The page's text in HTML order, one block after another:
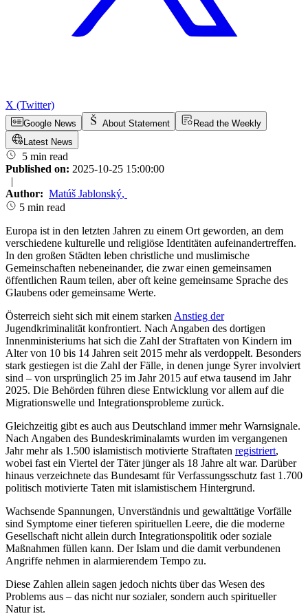
X (Twitter)
Google News About Statement
Read the Weekly
Latest News
5 min read
Published on: 2025-10-25 15:00:00
|
Author: Matúš Jablonský,
5 min read
Europa ist in den letzten Jahren zu einem Ort geworden, an dem
verschiedene kulturelle und religiöse Identitäten aufeinandertreffen.
In den großen Städten leben christliche und muslimische
Gemeinschaften nebeneinander, die zwar einen gemeinsamen
öffentlichen Raum teilen, aber oft keine gemeinsame Sprache des
Glaubens oder gemeinsame Werte.
Österreich sieht sich mit einem starken Anstieg der
Jugendkriminalität konfrontiert. Nach Angaben des dortigen
Innenministeriums hat sich die Zahl der Straftaten von Kindern im
Alter von 10 bis 14 Jahren seit 2015 mehr als verdoppelt. Besonders
stark gestiegen ist die Zahl der Fälle, in denen junge Syrer involviert
sind – von ursprünglich 25 im Jahr 2015 auf etwa tausend im Jahr
2025. Die Behörden führen diese Entwicklung vor allem auf die
Migrationswelle und Integrationsprobleme zurück.
Gleichzeitig gibt es auch aus Deutschland immer mehr Warnsignale.
Nach Angaben des Bundeskriminalamts wurden im vergangenen
Jahr mehr als 1.500 islamistisch motivierte Straftaten registriert,
wobei fast ein Viertel der Täter jünger als 18 Jahre alt war. Darüber
hinaus verzeichnete das Bundesamt für Verfassungsschutz fast 1.700
politisch motivierte Taten mit islamistischem Hintergrund.
Wachsende Spannungen, Unverständnis und gewalttätige Vorfälle
sind Symptome einer tieferen spirituellen Leere, die die moderne
Gesellschaft nicht allein durch Integrationspolitik oder soziale
Maßnahmen füllen kann. Der Islam und die damit verbundenen
Angriffe nehmen in alarmierendem Tempo zu.
Diese Zahlen allein sagen jedoch nichts über das Wesen des
Problems aus – das nicht nur sozialer, sondern auch spiritueller
Natur ist.